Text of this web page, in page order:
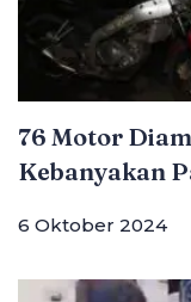
76 Motor
Kebanyakan
6 Oktober 2024